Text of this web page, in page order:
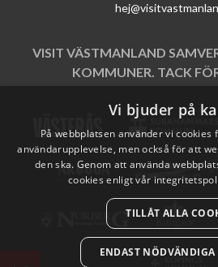
VISIT VÄSTMANLAND
KOMMUNER. TACK
Vi bjuder på
På webbplatsen använder vi cookies
användarupplevelse, men också för att
den ska. Genom att använda
cookies enligt vår
TILLÅT ALLA
ENDAST NÖDVÄNDIGA